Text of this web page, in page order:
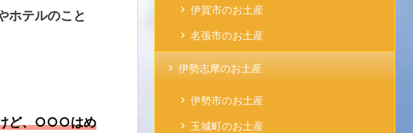
ホテルのこと
けど、○○○はめ
伊賀市のお土産
名張市のお土産
伊勢志摩のお土産
伊勢市のお土産
玉城町のお土産